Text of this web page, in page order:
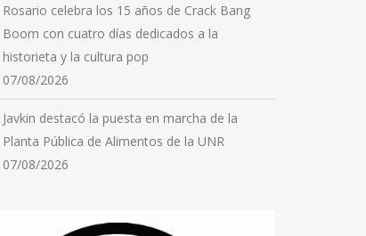
Rosario celebra los 15 años de Crack Bang
Boom con cuatro días dedicados a la
historieta y la cultura pop
07/08/2026
Javkin destacó la puesta en marcha de la
Planta Pública de Alimentos de la UNR
07/08/2026